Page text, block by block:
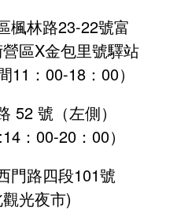
楓林路23-22號富
金包里號驛站
00-18：00）
52 號（左側）
14：00-20：00）
門路四段101號
觀光夜市)